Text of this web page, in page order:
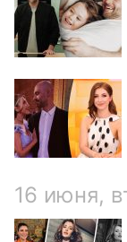
16 июня,